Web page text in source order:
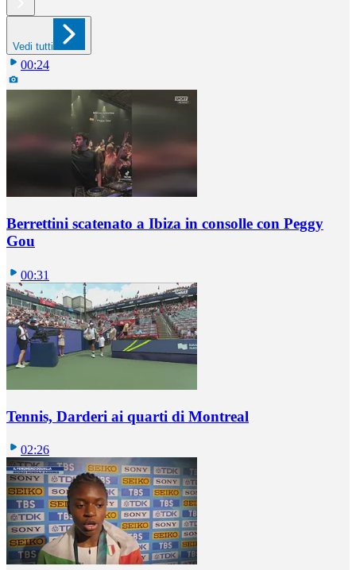
Vedi tutti
00:24
Berrettini scatenato a Ibiza in consolle con Peggy
Gou
00:31
Tennis, Darderi ai quarti di Montreal
02:26